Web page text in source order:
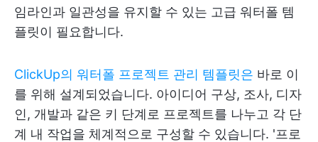
임라인과 일관성을 유지할 수 있는 고급 워터폴 템
플릿이 필요합니다.
ClickUp의 워터폴 프로젝트 관리 템플릿은 바로 이
를 위해 설계되었습니다. 아이디어 구상, 조사, 디자
인, 개발과 같은 키 단계로 프로젝트를 나누고 각 단
계 내 작업을 체계적으로 구성할 수 있습니다. '프로